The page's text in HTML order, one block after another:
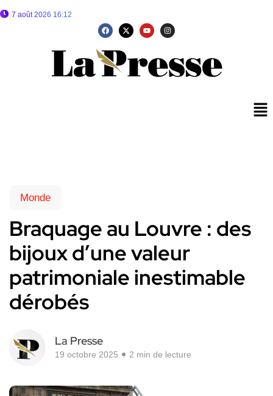
7 août 2026 16:12
Monde
Braquage au Louvre : des
bijoux d’une valeur
patrimoniale inestimable
dérobés
La Presse
19 octobre 2025 2 min de lecture